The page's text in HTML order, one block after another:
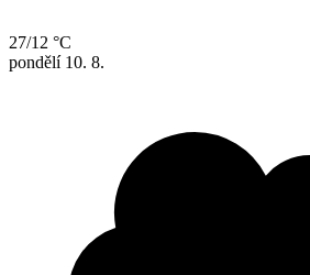
27/12 °C
pondělí 10. 8.